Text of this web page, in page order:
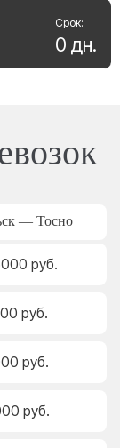
Срок:
0 дн.
— Тосно
руб.
руб.
руб.
руб.